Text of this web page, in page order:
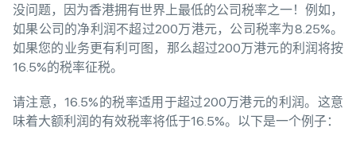
没问题，因为香港拥有世界上最低的公司税率之一！例如，
如果公司的净利润不超过200万港元，公司税率为8.25%。
如果您的业务更有利可图，那么超过200万港元的利润将按
16.5%的税率征税。
请注意，16.5%的税率适用于超过200万港元的利润。这意
味着大额利润的有效税率将低于16.5%。以下是一个例子：